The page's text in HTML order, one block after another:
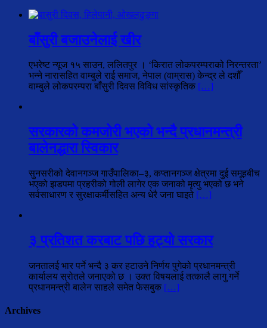
बाँसुरी बजाउनेलाई खीर
एभरेष्ट न्यूज १५ साउन, ललितपुर । ‘किरात लोकपरम्पराको निरन्तरता’
भन्ने नारासहित वाम्बुले राई समाज, नेपाल (वाम्रास) केन्द्र ले दशौँ
वाम्बुले लोकपरम्परा बाँसुरी दिवस विविध सांस्कृतिक […]
सरकारको कमजोरी भएको भन्दै प्रधानमन्त्री
बालेनद्धारा स्विकार
सुनसरीको देवानगञ्ज गाउँपालिका–३, कप्तानगञ्ज क्षेत्रमा दुई समूहबीच
भएको झडपमा प्रहरीको गोली लागेर एक जनाको मृत्यु भएको छ भने
सर्वसाधारण र सुरक्षाकर्मीसहित अन्य धेरै जना घाइते […]
३ प्रतिशत करबाट पछि हट्यो सरकार
जनतालई भार पर्ने भन्दै ३ कर हटाउने निर्णय पुगेको प्रधानमन्त्री
कार्यालय स्रोतले जनाएको छ । उक्त विषयलाई तत्कालै लागु गर्ने
प्रधानमन्त्री बालेन साहले समेत फेसबुक […]
Archives